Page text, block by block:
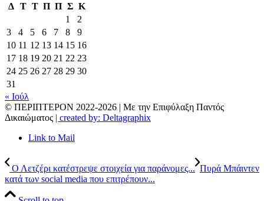
Δ Τ Τ Π Π Σ Κ
1
2
3
4 5 6 7 8
9
10 11 12 13 14 15 16
17 18 19 20 21 22 23
24 25 26 27 28 29 30
31
« Ιούλ
© ΠΕΡΙΠΤΕΡΟΝ 2022-2026 | Με την Επιφύλαξη Παντός
Δικαιώματος | created by: Deltagraphix
Link to Mail
Ο Λετζέρι κατέστρεψε στοιχεία για παράνομες... Πυρά Μπάιντεν
κατά των social media που επιτρέπουν...